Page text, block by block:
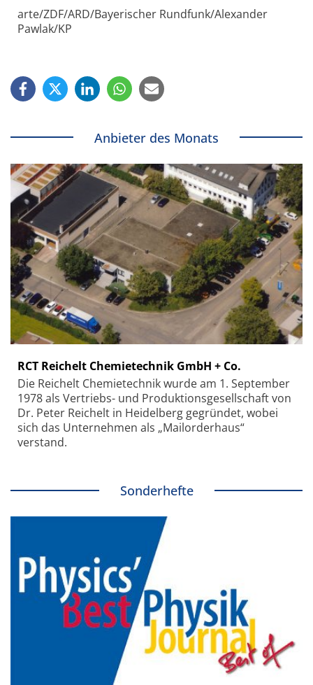
arte/ZDF/ARD/Bayerischer Rundfunk/Alexander
Pawlak/KP
Anbieter des Monats
RCT Reichelt Chemietechnik GmbH + Co.
Die Reichelt Chemietechnik wurde am 1. September
1978 als Vertriebs- und Produktionsgesellschaft von
Dr. Peter Reichelt in Heidelberg gegründet, wobei
sich das Unternehmen als „Mailorderhaus“
verstand.
Sonderhefte